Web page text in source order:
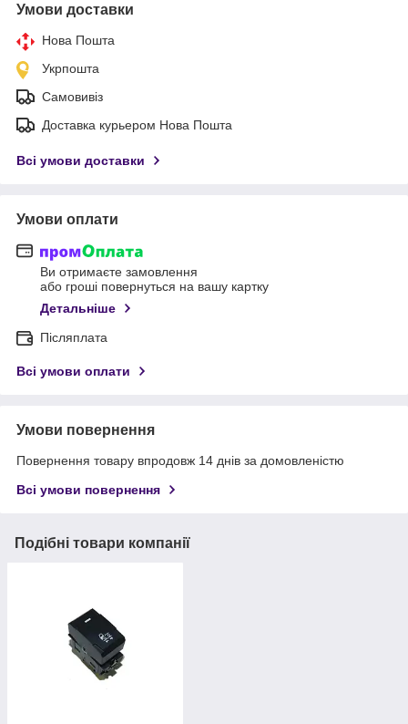
Умови доставки
Нова Пошта
Укрпошта
Самовивіз
Доставка курьером Нова Пошта
Всі умови доставки
Умови оплати
Ви отримаєте замовлення
або гроші повернуться на вашу картку
Детальніше
Післяплата
Всі умови оплати
Умови повернення
Повернення товару впродовж 14 днів за домовленістю
Всі умови повернення
Подібні товари компанії